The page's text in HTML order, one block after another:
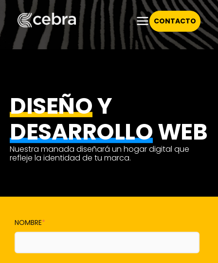
CONTACTO
DISEÑOY
DESARROLLOWEB
Nuestra manada diseñará un hogar digital que
refleje la identidad de tu marca.
NOMBRE*